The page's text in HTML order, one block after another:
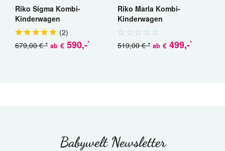
Riko Sigma Kombi-
Kinderwagen
(2)
ab € 590,-*
679,00 € *
Riko Marla Kombi-
Kinderwagen
ab € 499,-*
519,00 € *
Babywelt Newsletter